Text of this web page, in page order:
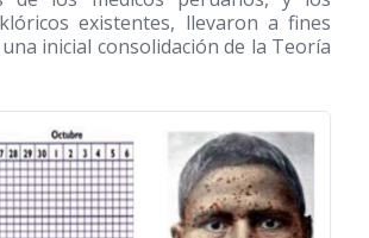
existentes, llevaron a fines
inicial consolidación de la Teoría